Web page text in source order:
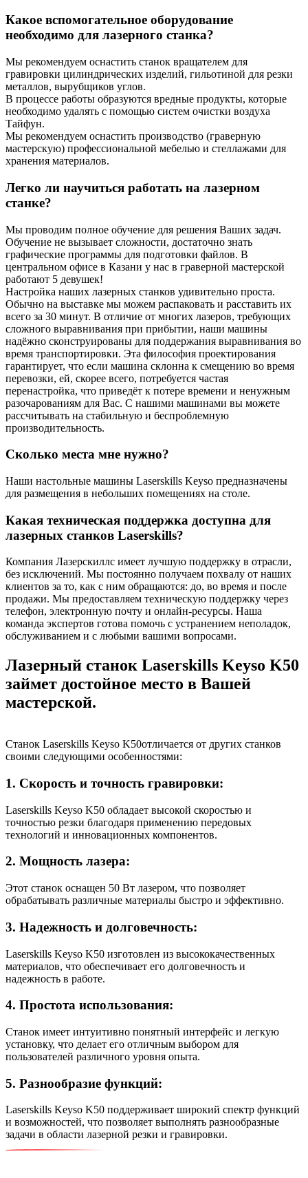
Какое вспомогательное оборудование
необходимо для лазерного станка?
Мы рекомендуем оснастить станок вращателем для
гравировки цилиндрических изделий, гильотиной для резки
металлов, вырубщиков углов.
В процессе работы образуются вредные продукты, которые
необходимо удалять с помощью систем очистки воздуха
Тайфун.
Мы рекомендуем оснастить производство (граверную
мастерскую) профессиональной мебелью и стеллажами для
хранения материалов.
Легко ли научиться работать на лазерном
станке?
Мы проводим полное обучение для решения Ваших задач.
Обучение не вызывает сложности, достаточно знать
графические программы для подготовки файлов. В
центральном офисе в Казани у нас в граверной мастерской
работают 5 девушек!
Настройка наших лазерных станков удивительно проста.
Обычно на выставке мы можем распаковать и расставить их
всего за 30 минут. В отличие от многих лазеров, требующих
сложного выравнивания при прибытии, наши машины
надёжно сконструированы для поддержания выравнивания во
время транспортировки. Эта философия проектирования
гарантирует, что если машина склонна к смещению во время
перевозки, ей, скорее всего, потребуется частая
перенастройка, что приведёт к потере времени и ненужным
разочарованиям для Вас. С нашими машинами вы можете
рассчитывать на стабильную и беспроблемную
производительность.
Сколько места мне нужно?
Наши настольные машины Laserskills Keyso предназначены
для размещения в небольших помещениях на столе.
Какая техническая поддержка доступна для
лазерных станков Laserskills?
Компания Лазерскиллс имеет лучшую поддержку в отрасли,
без исключений. Мы постоянно получаем похвалу от наших
клиентов за то, как с ним обращаются: до, во время и после
продажи. Мы предоставляем техническую поддержку через
телефон, электронную почту и онлайн-ресурсы. Наша
команда экспертов готова помочь с устранением неполадок,
обслуживанием и с любыми вашими вопросами.
Лазерный станок Laserskills Keyso K50
займет достойное место в Вашей
мастерской.
Станок Laserskills Keyso K50отличается от других станков
своими следующими особенностями:
1. Скорость и точность гравировки:
Laserskills Keyso K50 обладает высокой скоростью и
точностью резки благодаря применению передовых
технологий и инновационных компонентов.
2. Мощность лазера:
Этот станок оснащен 50 Вт лазером, что позволяет
обрабатывать различные материалы быстро и эффективно.
3. Надежность и долговечность:
Laserskills Keyso K50 изготовлен из высококачественных
материалов, что обеспечивает его долговечность и
надежность в работе.
4. Простота использования:
Станок имеет интуитивно понятный интерфейс и легкую
установку, что делает его отличным выбором для
пользователей различного уровня опыта.
5. Разнообразие функций:
Laserskills Keyso K50 поддерживает широкий спектр функций
и возможностей, что позволяет выполнять разнообразные
задачи в области лазерной резки и гравировки.